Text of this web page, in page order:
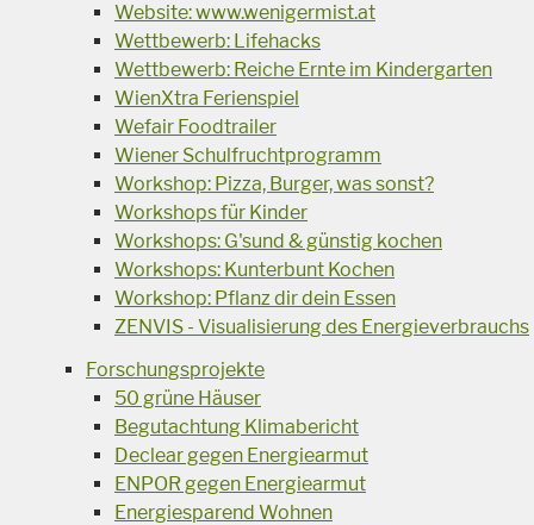
Website: www.wenigermist.at
Wettbewerb: Lifehacks
Wettbewerb: Reiche Ernte im Kindergarten
WienXtra Ferienspiel
Wefair Foodtrailer
Wiener Schulfruchtprogramm
Workshop: Pizza, Burger, was sonst?
Workshops für Kinder
Workshops: G'sund & günstig kochen
Workshops: Kunterbunt Kochen
Workshop: Pflanz dir dein Essen
ZENVIS - Visualisierung des Energieverbrauchs
Forschungsprojekte
50 grüne Häuser
Begutachtung Klimabericht
Declear gegen Energiearmut
ENPOR gegen Energiearmut
Energiesparend Wohnen